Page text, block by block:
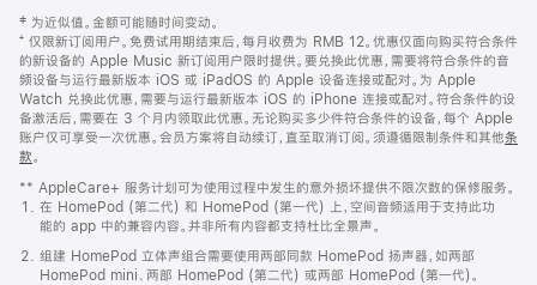
页
页
脚
注
‡ 为近似值。金额可能随时间变动。
⁺ 仅限新订阅用户。免费试用期结束后，每月收费为 RMB 12。优惠仅面向购买符合条件
的新设备的 Apple Music 新订阅用户限时提供。要兑换此优惠，需要将符合条件的音
频设备与运行最新版本 iOS 或 iPadOS 的 Apple 设备连接或配对。为 Apple
Watch 兑换此优惠，需要与运行最新版本 iOS 的 iPhone 连接或配对。符合条件的设
备激活后，需要在 3 个月内领取此优惠。无论购买多少件符合条件的设备，每个 Apple
账户仅可享受一次优惠。会员方案将自动续订，直至取消订阅。须遵循限制条件和其他条
款。
窗
口
中
打
开)
** AppleCare+ 服务计划可为使用过程中发生的意外损坏提供不限次数的保修服务。
在 HomePod (第二代) 和 HomePod (第一代) 上，空间音频适用于支持此功
能的 app 中的兼容内容。并非所有内容都支持杜比全景声。
组建 HomePod 立体声组合需要使用两部同款 HomePod 扬声器，如两部
HomePod mini、两部 HomePod (第二代) 或两部 HomePod (第一代)。